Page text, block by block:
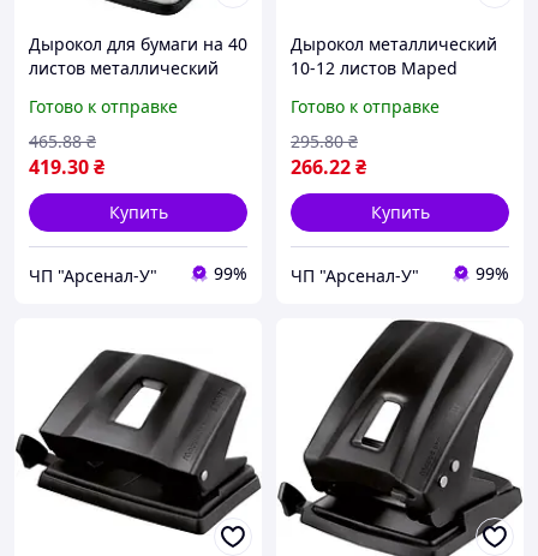
Дырокол для бумаги на 40
листов металлический
Готово к отправке
419.30₴
465.88 ₴
Купить
ЧП "Арсенал-У" 99%
Дырокол металлический
10-12 листов Maped
401111
Готово к отправке
266.22₴
295.80 ₴
Купить
ЧП "Арсенал-У" 99%